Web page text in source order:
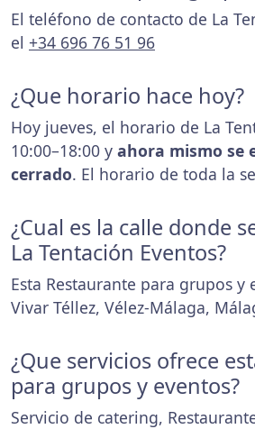
El teléfono de contacto de La
el +34 696 76 51 96
¿Que horario hace hoy?
Hoy jueves, el horario de La
10:00–18:00 y ahora mismo se
cerrado. El horario de toda la
¿Cual es la calle donde
La Tentación Eventos?
Esta Restaurante para grupos y
Vivar Téllez, Vélez-Málaga,
¿Que servicios ofrece
para grupos y eventos?
Servicio de catering,